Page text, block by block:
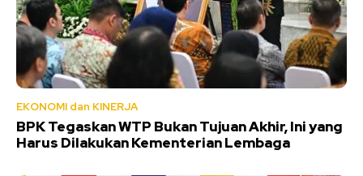
EKONOMI dan KINERJA
BPK Tegaskan WTP Bukan Tujuan Akhir, Ini yang
Harus Dilakukan Kementerian Lembaga